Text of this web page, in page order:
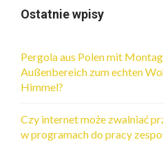
Ostatnie wpisy
Pergola aus Polen mit
Außenbereich zum echten
Himmel?
Czy internet może zwalniać
w programach do pracy